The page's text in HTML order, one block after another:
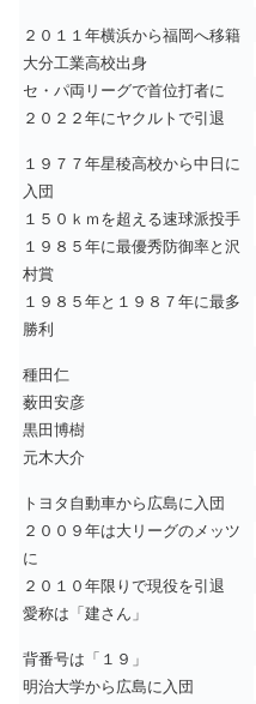
２０１１年横浜から福岡へ移籍
大分工業高校出身
セ・パ両リーグで首位打者に
２０２２年にヤクルトで引退
１９７７年星稜高校から中日に
入団
１５０ｋｍを超える速球派投手
１９８５年に最優秀防御率と沢
村賞
１９８５年と１９８７年に最多
勝利
種田仁
薮田安彦
黒田博樹
元木大介
トヨタ自動車から広島に入団
２００９年は大リーグのメッツ
に
２０１０年限りで現役を引退
愛称は「建さん」
背番号は「１９」
明治大学から広島に入団